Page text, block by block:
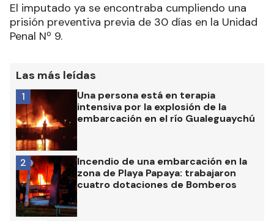
El imputado ya se encontraba cumpliendo una
prisión preventiva previa de 30 días en la Unidad
Penal Nº 9.
Las más leídas
Una persona está en terapia
intensiva por la explosión de la
embarcación en el río Gualeguaychú
1
Incendio de una embarcación en la
zona de Playa Papaya: trabajaron
cuatro dotaciones de Bomberos
2